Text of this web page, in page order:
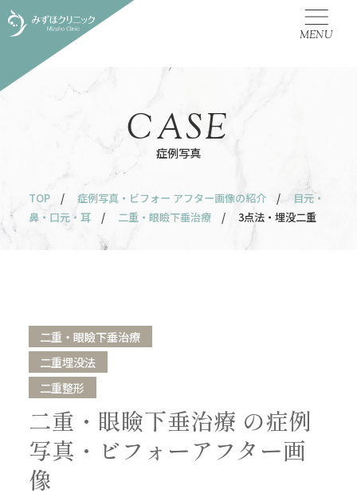
MENU
症例写真
CASE
TOP / 症例写真・ビフォー アフター画像の紹介 /
目元・
鼻・口元・耳
/ 二重・眼瞼下垂治療 / 3点法・埋没二重
二重・眼瞼下垂治療
二重埋没法
二重整形
二重・眼瞼下垂治療 の症例
写真・ビフォーアフター画
像